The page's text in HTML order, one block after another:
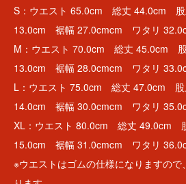
S：ウエスト 65.0cm 総丈 44.0cm
13.0cm 裾幅 27.0cmcm ワタリ
M：ウエスト 70.0cm 総丈 45.0cm
13.0cm 裾幅 28.0cmcm ワタリ
L：ウエスト 75.0cm 総丈 47.0cm
14.0cm 裾幅 30.0cmcm ワタリ
XL：ウエスト 80.0cm 総丈 49.0cm
15.0cm 裾幅 31.0cmcm ワタリ
※ウエストはゴムの仕様になりますの